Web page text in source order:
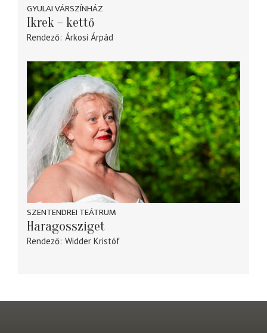
GYULAI VÁRSZÍNHÁZ
Ikrek – kettő
Rendező Árkosi Árpád
SZENTENDREI TEÁTRUM
Haragossziget
Rendező Widder Kristóf